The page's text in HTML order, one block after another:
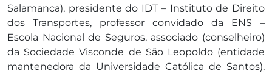
Salamanca), presidente do IDT – Instituto de Direito
dos Transportes, professor convidado da ENS –
Escola Nacional de Seguros, associado (conselheiro)
da Sociedade Visconde de São Leopoldo (entidade
mantenedora da Universidade Católica de Santos),